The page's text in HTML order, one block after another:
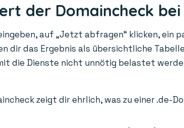
der Domaincheck bei
auf „Jetzt abfragen“ klicken, ein
dir das Ergebnis als übersichtliche
die Dienste nicht unnötig belastet
zeigt dir ehrlich, was zu einer .de-